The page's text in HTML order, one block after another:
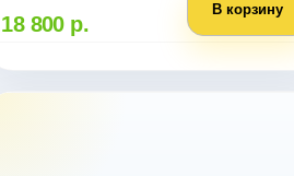
18 800 р.
В корзину